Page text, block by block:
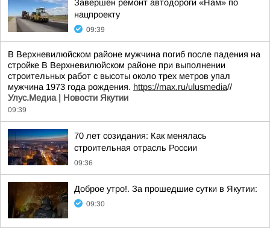
Завершен ремонт автодороги «Нам» по
нацпроекту
09:39
В Верхневилюйском районе мужчина погиб после падения на
стройке В Верхневилюйском районе при выполнении
строительных работ с высоты около трех метров упал
мужчина 1973 года рождения. https://max.ru/ulusmedia//
Улус.Медиа | Новости Якутии
09:39
70 лет созидания: Как менялась
строительная отрасль России
09:36
Доброе утро!. За прошедшие сутки в Якутии:
09:30